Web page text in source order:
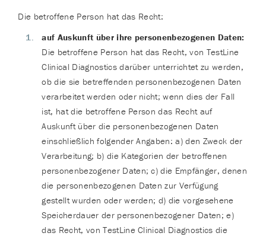
Die betroffene Person hat das Recht:
auf Auskunft über ihre personenbezogenen Daten:
Die betroffene Person hat das Recht, von TestLine
Clinical Diagnostics darüber unterrichtet zu werden,
ob die sie betreffenden personenbezogenen Daten
verarbeitet werden oder nicht; wenn dies der Fall
ist, hat die betroffene Person das Recht auf
Auskunft über die personenbezogenen Daten
einschließlich folgender Angaben: a) den Zweck der
Verarbeitung; b) die Kategorien der betroffenen
personenbezogener Daten; c) die Empfänger, denen
die personenbezogenen Daten zur Verfügung
gestellt wurden oder werden; d) die vorgesehene
Speicherdauer der personenbezogener Daten; e)
das Recht, von TestLine Clinical Diagnostics die